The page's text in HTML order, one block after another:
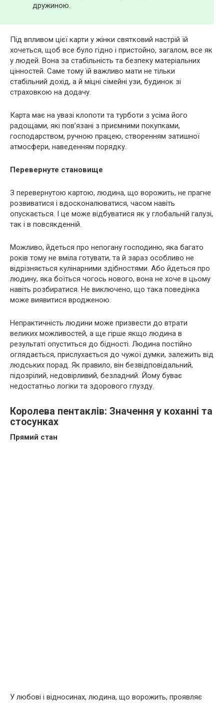
дружиною.
Під впливом цієї карти у жінки святковий настрій їй
хочеться, щоб все було гідно і пристойно, загалом, все як
у людей. Вона за стабільність та безпеку матеріальних
цінностей. Саме тому їй важливо мати не тільки
стабільний дохід, а й міцні сімейні узи, будинок зі
страховкою на додачу.
Карта має на увазі клопоти та турботи з усіма його
радощами, які пов’язані з приємними покупками,
господарством, ручною працею, створенням затишної
атмосфери, наведенням порядку.
Перевернуте становище
З перевернутою картою, людина, що ворожить, не прагне
розвиватися і вдосконалюватися, часом навіть
опускається. І це може відбуватися як у глобальній галузі,
так і в повсякденній.
Можливо, йдеться про непогану господиню, яка багато
років тому не вміла готувати, та й зараз особливо не
відрізняється кулінарними здібностями. Або йдеться про
людину, яка боїться чогось нового, вона не хоче в цьому
навіть розбиратися. Не виключено, що така поведінка
може виявитися вродженою.
Непрактичність людини може призвести до втрати
великих можливостей, а ще гірше якщо людина в
результаті опуститься до бідності. Людина постійно
оглядається, прислухається до чужої думки, залежить від
людських порад. Як правило, він безвідповідальний,
підозрілий, недовірливий, безладний. Йому буває
недостатньо логіки та здорового глузду.
Королева пентаклів: Значення у коханні та
стосунках
Прямий стан
У любові і відносинах, людина, що ворожить, проявляє